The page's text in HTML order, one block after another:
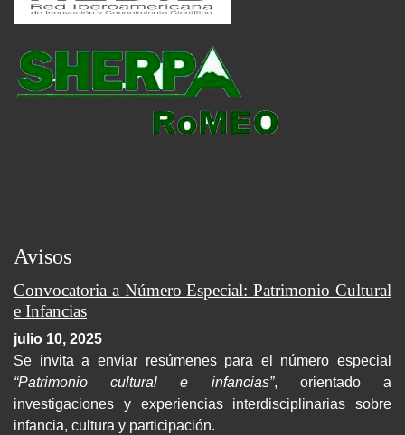
Avisos
Convocatoria a Número Especial: Patrimonio Cultural
e Infancias
julio 10, 2025
Se invita a enviar resúmenes para el número especial
“Patrimonio cultural e infancias”, orientado a
investigaciones y experiencias interdisciplinarias sobre
infancia, cultura y participación.